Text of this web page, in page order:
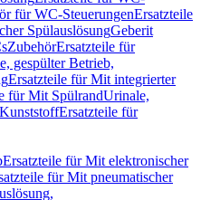
für WC-SteuerungenErsatzteile
SpülauslösungGeberit
ZubehörErsatzteile für
gespülter Betrieb,
Ersatzteile für Mit integrierter
für Mit SpülrandUrinale,
Ersatzteile für
Ersatzteile für Mit elektronischer
für Mit pneumatischer